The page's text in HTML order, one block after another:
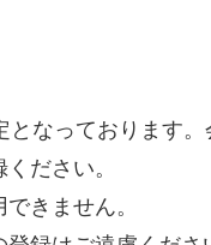
なっております。
ださい。
きません。